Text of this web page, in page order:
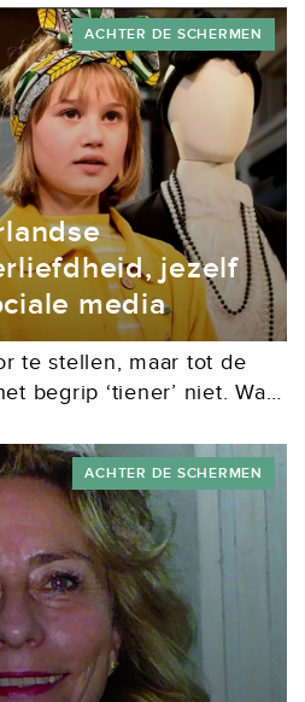
een goede opstap naar
jezelf
media
te stellen, maar tot de
begrip ‘tiener’ niet. Wat
van kinderen...
ACHTER DE SCHERMEN
ACHTER DE SCHERMEN